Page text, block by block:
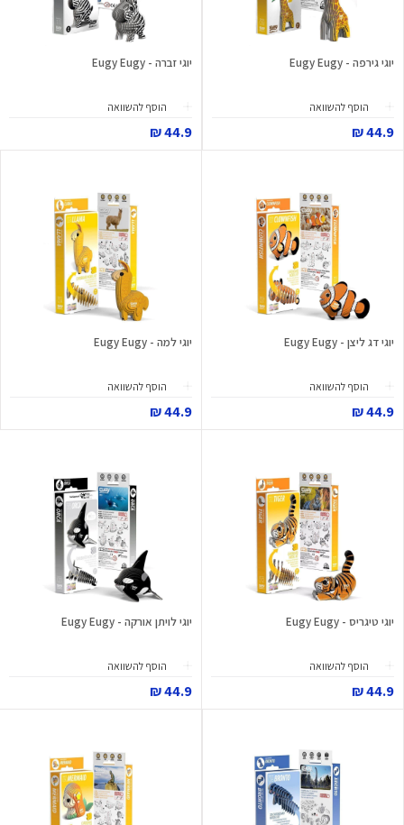
יוגי גירפה - Eugy Eugy
הוסף להשוואה
44.9 ₪
יוגי זברה - Eugy Eugy
הוסף להשוואה
44.9 ₪
יוגי דג ליצן - Eugy Eugy
הוסף להשוואה
44.9 ₪
יוגי למה - Eugy Eugy
הוסף להשוואה
44.9 ₪
יוגי טיגריס - Eugy Eugy
הוסף להשוואה
44.9 ₪
יוגי לויתן אורקה - Eugy Eugy
הוסף להשוואה
44.9 ₪